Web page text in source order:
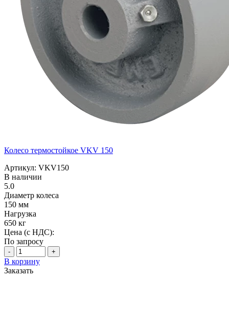
Колесо термостойкое VKV 150
Артикул: VKV150
В наличии
5.0
Диаметр колеса
150 мм
Нагрузка
650 кг
Цена (с НДС):
По запросу
- +
В корзину
Заказать